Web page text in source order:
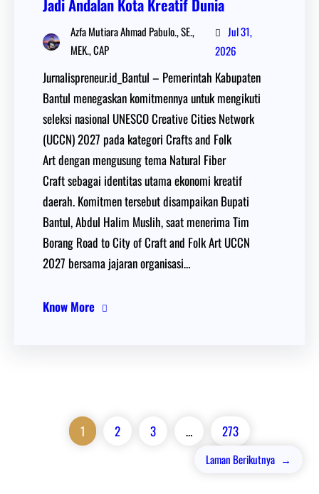
Jadi Andalan Kota Kreatif Dunia
Azfa Mutiara Ahmad Pabulo., SE.,
MEK., CAP
Jul 31,
2026
Jurnalispreneur.id_Bantul – Pemerintah Kabupaten
Bantul menegaskan komitmennya untuk mengikuti
seleksi nasional UNESCO Creative Cities Network
(UCCN) 2027 pada kategori Crafts and Folk
Art dengan mengusung tema Natural Fiber
Craft sebagai identitas utama ekonomi kreatif
daerah. Komitmen tersebut disampaikan Bupati
Bantul, Abdul Halim Muslih, saat menerima Tim
Borang Road to City of Craft and Folk Art UCCN
2027 bersama jajaran organisasi…
Know More
1 2 3 … 273
Laman Berikutnya →